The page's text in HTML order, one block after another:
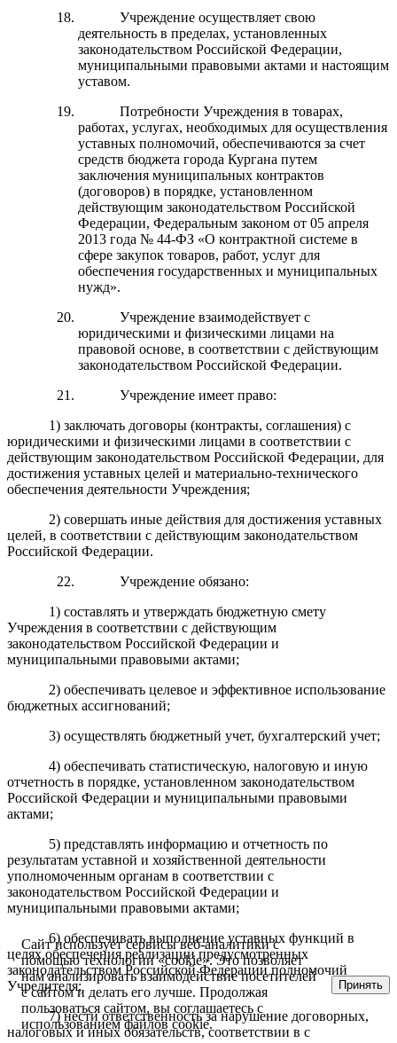
Учреждение осуществляет свою
деятельность в пределах, установленных
законодательством Российской Федерации,
муниципальными правовыми актами и настоящим
уставом.
Потребности Учреждения в товарах,
работах, услугах, необходимых для осуществления
уставных полномочий, обеспечиваются за счет
средств бюджета города Кургана путем
заключения муниципальных контрактов
(договоров) в порядке, установленном
действующим законодательством Российской
Федерации, Федеральным законом от 05 апреля
2013 года № 44-ФЗ «О контрактной системе в
сфере закупок товаров, работ, услуг для
обеспечения государственных и муниципальных
нужд».
Учреждение взаимодействует с
юридическими и физическими лицами на
правовой основе, в соответствии с действующим
законодательством Российской Федерации.
Учреждение имеет право:
1) заключать договоры (контракты, соглашения) с
юридическими и физическими лицами в соответствии с
действующим законодательством Российской Федерации, для
достижения уставных целей и материально-технического
обеспечения деятельности Учреждения;
2) совершать иные действия для достижения уставных
целей, в соответствии с действующим законодательством
Российской Федерации.
Учреждение обязано:
1) составлять и утверждать бюджетную смету
Учреждения в соответствии с действующим
законодательством Российской Федерации и
муниципальными правовыми актами;
2) обеспечивать целевое и эффективное использование
бюджетных ассигнований;
3) осуществлять бюджетный учет, бухгалтерский учет;
4) обеспечивать статистическую, налоговую и иную
отчетность в порядке, установленном законодательством
Российской Федерации и муниципальными правовыми
актами;
5) представлять информацию и отчетность по
результатам уставной и хозяйственной деятельности
уполномоченным органам в соответствии с
законодательством Российской Федерации и
муниципальными правовыми актами;
6) обеспечивать выполнение уставных функций в
целях обеспечения реализации предусмотренных
законодательством Российской Федерации полномочий
Учредителя;
7) нести ответственность за нарушение договорных,
налоговых и иных обязательств, соответствии в с
Сайт использует сервисы веб-аналитики с
помощью технологии «cookie». Это позволяет
нам анализировать взаимодействие посетителей
с сайтом и делать его лучше. Продолжая
пользоваться сайтом, вы соглашаетесь с
использованием файлов cookie.
Принять